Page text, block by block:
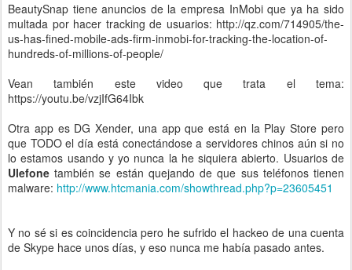
BeautySnap tiene anuncios de la empresa InMobi que ya ha sido
multada por hacer tracking de usuarios: http://qz.com/714905/the-
us-has-fined-mobile-ads-firm-inmobi-for-tracking-the-location-of-
hundreds-of-millions-of-people/
Vean también este video que trata el tema:
https://youtu.be/vzjIfG64Ibk
Otra app es DG Xender, una app que está en la Play Store pero
que TODO el día está conectándose a servidores chinos aún si no
lo estamos usando y yo nunca la he siquiera abierto. Usuarios de
Ulefone también se están quejando de que sus teléfonos tienen
malware: http://www.htcmania.com/showthread.php?p=23605451
Y no sé si es coincidencia pero he sufrido el hackeo de una cuenta
de Skype hace unos días, y eso nunca me había pasado antes.